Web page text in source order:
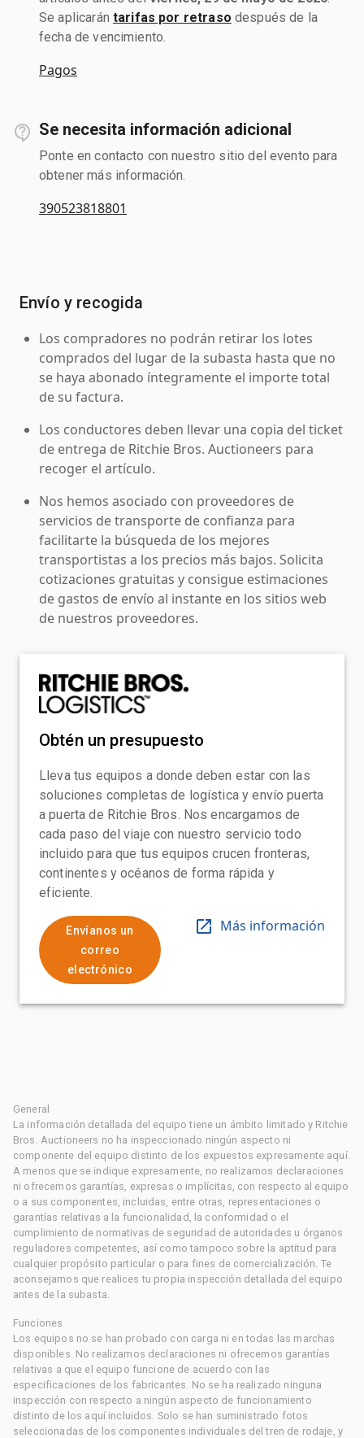
Se aplicarán tarifas por retraso después de la
fecha de vencimiento.
Pagos
Se necesita información adicional
Ponte en contacto con nuestro sitio del evento para
obtener más información.
390523818801
Envío y recogida
Los compradores no podrán retirar los lotes
comprados del lugar de la subasta hasta que no
se haya abonado íntegramente el importe total
de su factura.
Los conductores deben llevar una copia del ticket
de entrega de Ritchie Bros. Auctioneers para
recoger el artículo.
Nos hemos asociado con proveedores de
servicios de transporte de confianza para
facilitarte la búsqueda de los mejores
transportistas a los precios más bajos. Solicita
cotizaciones gratuitas y consigue estimaciones
de gastos de envío al instante en los sitios web
de nuestros proveedores.
Obtén un presupuesto
Lleva tus equipos a donde deben estar con las
soluciones completas de logística y envío puerta
a puerta de Ritchie Bros. Nos encargamos de
cada paso del viaje con nuestro servicio todo
incluido para que tus equipos crucen fronteras,
continentes y océanos de forma rápida y
eficiente.
Envíanos un
correo
electrónico
Más información
General
La información detallada del equipo tiene un ámbito limitado y Ritchie
Bros. Auctioneers no ha inspeccionado ningún aspecto ni
componente del equipo distinto de los expuestos expresamente aquí.
A menos que se indique expresamente, no realizamos declaraciones
ni ofrecemos garantías, expresas o implícitas, con respecto al equipo
o a sus componentes, incluidas, entre otras, representaciones o
garantías relativas a la funcionalidad, la conformidad o el
cumplimiento de normativas de seguridad de autoridades u órganos
reguladores competentes, así como tampoco sobre la aptitud para
cualquier propósito particular o para fines de comercialización. Te
aconsejamos que realices tu propia inspección detallada del equipo
antes de la subasta.
Funciones
Los equipos no se han probado con carga ni en todas las marchas
disponibles. No realizamos declaraciones ni ofrecemos garantías
relativas a que el equipo funcione de acuerdo con las
especificaciones de los fabricantes. No se ha realizado ninguna
inspección con respecto a ningún aspecto de funcionamiento
distinto de los aquí incluidos. Solo se han suministrado fotos
seleccionadas de los componentes individuales del tren de rodaje, y